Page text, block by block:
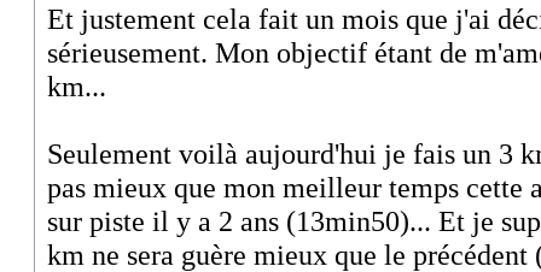
Et justement cela fait un mois que j'ai
sérieusement. Mon objectif étant de
km...
Seulement voilà aujourd'hui je fais un 3
pas mieux que mon meilleur temps cette
sur piste il y a 2 ans (13min50)... Et je
km ne sera guère mieux que le précédent